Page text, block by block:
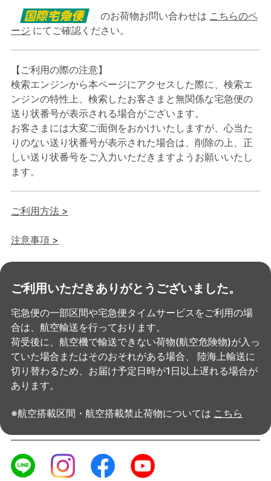
のお荷物お問い合わせは こちらのペ
ージ にてご確認ください。
【ご利用の際の注意】
検索エンジンから本ページにアクセスした際に、検索エ
ンジンの特性上、検索したお客さまと無関係な宅急便の
送り状番号が表示される場合がございます。
お客さまには大変ご面倒をおかけいたしますが、心当た
りのない送り状番号が表示された場合は、削除の上、正
しい送り状番号をご入力いただきますようお願いいたし
ます。
ご利用方法 >
注意事項 >
ご利用いただきありがとうございました。
宅急便の一部区間や宅急便タイムサービスをご利用の場
合は、航空輸送を行っております。
荷受後に、航空機で輸送できない荷物(航空危険物)が入っ
ていた場合またはそのおそれがある場合、
陸海上輸送に
切り替わるため、お届け予定日時が1日以上遅れる場合が
あります。
※航空搭載区間・航空搭載禁止荷物については こちら